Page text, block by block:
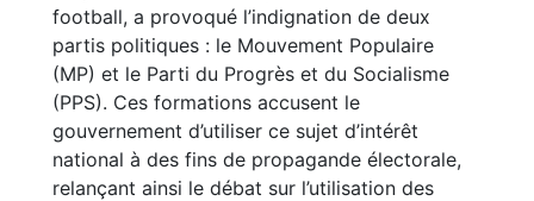
football, a provoqué l’indignation de deux
partis politiques : le Mouvement Populaire
(MP) et le Parti du Progrès et du Socialisme
(PPS). Ces formations accusent le
gouvernement d’utiliser ce sujet d’intérêt
national à des fins de propagande électorale,
relançant ainsi le débat sur l’utilisation des